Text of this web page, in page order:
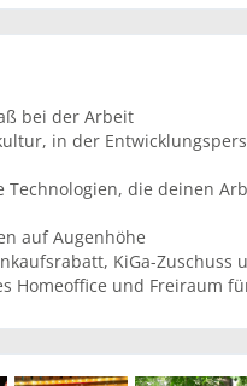
bei der Arbeit
in der
die deinen
auf Augenhöhe
KiGa-Zuschuss
Homeoffice und Freiraum